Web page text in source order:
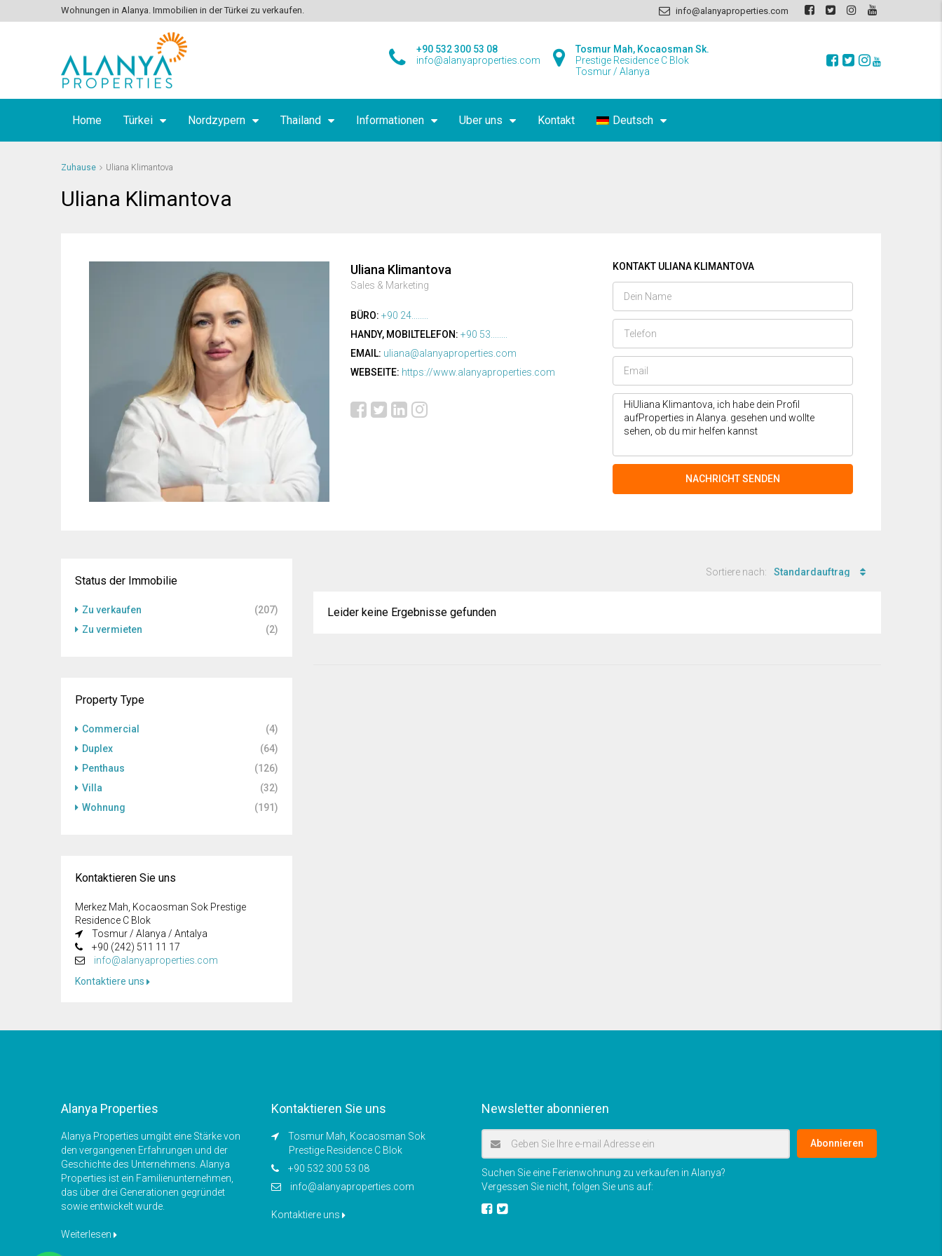
Wohnungen in Alanya. Immobilien in der Türkei zu verkaufen. info@alanyaproperties.com
Tosmur Mah, Kocaosman Sk.
Prestige Residence C Blok
Tosmur / Alanya
+90 532 300 53 08
info@alanyaproperties.com
Home Türkei Nordzypern Thailand Informationen Uber uns Kontakt Deutsch
Zuhause Uliana Klimantova
Uliana Klimantova
Uliana Klimantova
Sales & Marketing
BÜRO: +90 24........
HANDY, MOBILTELEFON: +90 53........
EMAIL: uliana@alanyaproperties.com
WEBSEITE: https://www.alanyaproperties.com
KONTAKT ULIANA KLIMANTOVA
NACHRICHT SENDEN
Sortiere nach: Standardauftrag
Leider keine Ergebnisse gefunden
Status der Immobilie
Zu verkaufen
(207)
Zu vermieten
(2)
Property Type
Commercial
(4)
Duplex
(64)
Penthaus
(126)
Villa
(32)
Wohnung
(191)
Kontaktieren Sie uns
Merkez Mah, Kocaosman Sok Prestige
Residence C Blok
Tosmur / Alanya / Antalya
+90 (242) 511 11 17
info@alanyaproperties.com
Kontaktiere uns
Alanya Properties
Alanya Properties umgibt eine Stärke von
den vergangenen Erfahrungen und der
Geschichte des Unternehmens. Alanya
Properties ist ein Familienunternehmen,
das über drei Generationen gegründet
sowie entwickelt wurde.
Weiterlesen
Kontaktieren Sie uns
Tosmur Mah, Kocaosman Sok
Prestige Residence C Blok
+90 532 300 53 08
info@alanyaproperties.com
Kontaktiere uns
Newsletter abonnieren
Abonnieren
Suchen Sie eine Ferienwohnung zu verkaufen in Alanya?
Vergessen Sie nicht, folgen Sie uns auf: